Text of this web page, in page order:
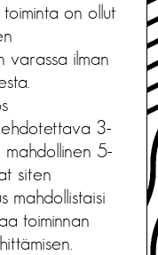
on ollut
varassa ilman
ehdotettava 3-
mahdollinen 5-
siten
mahdollistaisi
toiminnan